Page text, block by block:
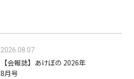
2026.08.07
【会報誌】あけぼの 2026年
8月号